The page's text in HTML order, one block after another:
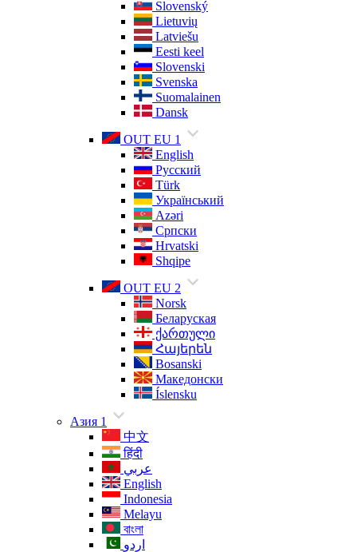
Slovenský
Lietuvių
Latviešu
Eesti keel
Slovenski
Svenska
Suomalainen
Dansk
OUT EU 1
English
Русский
Türk
Український
Azəri
Српски
Hrvatski
Shqipe
OUT EU 2
Norsk
Беларуская
ქართული
Հայերեն
Bosanski
Македонски
Íslensku
Азия 1
中文
हिंदी
عربي
English
Indonesia
Melayu
বাংলা
اردو